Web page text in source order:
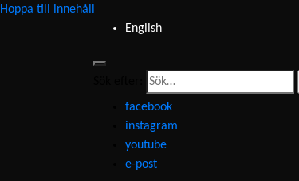
Hoppa till innehåll
English
facebook
instagram
youtube
e-post